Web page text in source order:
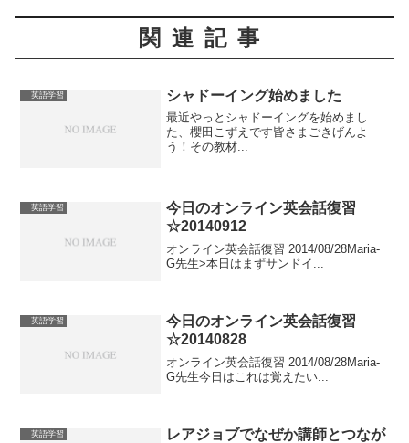
関連記事
英語学習 シャドーイング始めました
最近やっとシャドーイングを始めまし
た、櫻田こずえです皆さまごきげんよ
う！その教材...
英語学習
今日のオンライン英会話復習
☆20140912
オンライン英会話復習 2014/08/28Maria-
G先生>本日はまずサンドイ...
英語学習
今日のオンライン英会話復習
☆20140828
オンライン英会話復習 2014/08/28Maria-
G先生今日はこれは覚えたい...
英語学習 レアジョブでなぜか講師とつなが